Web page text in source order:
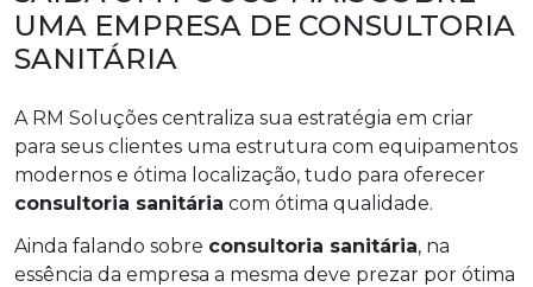
UMA EMPRESA DE CONSULTORIA
SANITÁRIA
A RM Soluções centraliza sua estratégia em criar
para seus clientes uma estrutura com equipamentos
modernos e ótima localização, tudo para oferecer
consultoria sanitária com ótima qualidade.
Ainda falando sobre consultoria sanitária, na
essência da empresa a mesma deve prezar por ótima